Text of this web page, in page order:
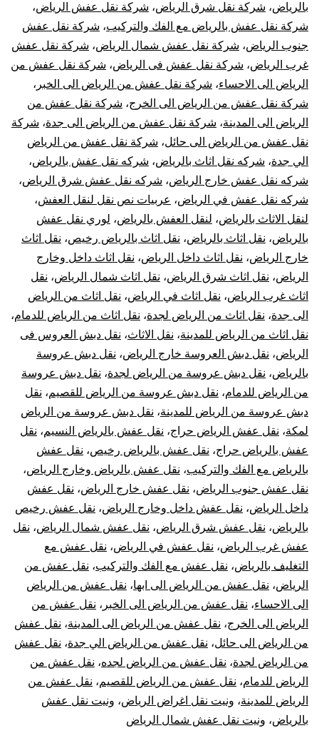
بالرياض، شركة نقل شرق الرياض، شركة نقل عفش الرياض،
شركة نقل عفش بالرياض مع الفك والتركيب، شركة نقل عفش
جنوب الرياض، شركة نقل عفش شمال الرياض، شركة نقل عفش
غرب الرياض، شركة نقل عفش فى الرياض، شركة نقل عفش من
الرياض الى الاحساء، شركة نقل عفش من الرياض الى الخبر ،
شركة نقل عفش من الرياض الى الخرج، شركة نقل عفش من
الرياض الى المدينة، شركة نقل عفش من الرياض الى جدة، شركة
نقل عفش من الرياض الى حائل، شركة نقل عفش من الرياض
الي جدة، شركه نقل اثاث بالرياض، شركه نقل عفش بالرياض،
شركه نقل عفش خارج الرياض، شركه نقل عفش شرق الرياض،
شركه نقل عفش في الرياض، عربيات نص نقل لنقل العفش،
لنقل الاثاث بالرياض، لنقل العفش بالرياض، لوري نقل عفش
بالرياض، نقل اثاث بالرياض، نقل اثاث بالرياض رخيص، نقل اثاث
خارج الرياض، نقل اثاث داخل الرياض، نقل اثاث داخل وخارج
الرياض، نقل اثاث شرق الرياض، نقل اثاث شمال الرياض، نقل
اثاث غرب الرياض، نقل اثاث في الرياض، نقل اثاث من الرياض
الى جدة، نقل اثاث من الرياض لجدة، نقل اثاث من الرياض للدمام،
نقل اثاث من الرياض للمدينة، نقل الاثاث، نقل دبش العروس فى
الرياض، نقل دبش العروسة خارج الرياض، نقل دبش عروسة
بالرياض، نقل دبش عروسة من الرياض لجدة، نقل دبش عروسة
من الرياض للدمام، نقل دبش عروسة من الرياض للقصيم، نقل
دبش عروسة من الرياض للمدينة، نقل دبش عروسة من الرياض
لمكة، نقل عفش الرياض حراج، نقل عفش بالرياض النسيم، نقل
عفش بالرياض حراج، نقل عفش بالرياض رخيص، نقل عفش
بالرياض مع الفك والتركيب، نقل عفش بالرياض وخارج الرياض،
نقل عفش جنوب الرياض، نقل عفش خارج الرياض، نقل عفش
داخل الرياض، نقل عفش داخل وخارج الرياض، نقل عفش رخيص
بالرياض، نقل عفش شرق الرياض، نقل عفش شمال الرياض، نقل
عفش غرب الرياض، نقل عفش في الرياض، نقل عفش مع
التغليف بالرياض، نقل عفش مع الفك والتركيب، نقل عفش من
الرياض، نقل عفش من الرياض الى ابها، نقل عفش من الرياض
الى الاحساء، نقل عفش من الرياض الى الخبر ، نقل عفش من
الرياض الى الخرج، نقل عفش من الرياض الى المدينة، نقل عفش
من الرياض الى حائل، نقل عفش من الرياض الي جدة، نقل عفش
من الرياض لجدة، نقل عفش من الرياض لجده، نقل عفش من
الرياض للدمام، نقل عفش من الرياض للقصيم، نقل عفش من
الرياض للمدينة، ونيت نقل اغراض الرياض، ونيت نقل عفش
بالرياض، ونيت نقل عفش شمال الرياض